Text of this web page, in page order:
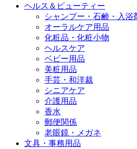
ヘルス＆ビューティー
シャンプー・石鹸・入浴
オーラルケア用品
化粧品・化粧小物
ヘルスケア
ベビー用品
美粧用品
手芸・和洋裁
シニアケア
介護用品
香水
郵便関係
老眼鏡・メガネ
文具・事務用品